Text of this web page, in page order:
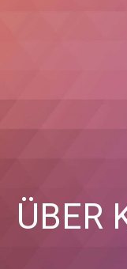
ÜBER